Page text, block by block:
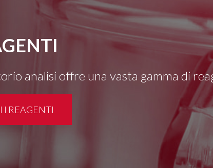
analisi offre una vasta gamma di
I REAGENTI